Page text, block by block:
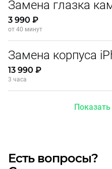
Замена глазка
3 990 ₽
от 40 минут
Замена корпуса
13 990 ₽
3 часа
Показать
Есть вопросы?